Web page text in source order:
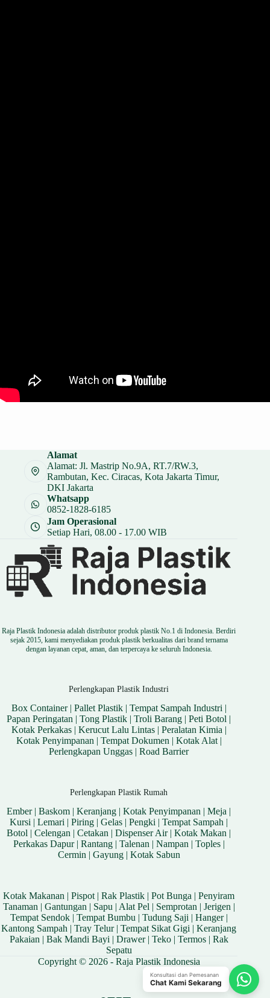
Alamat
Alamat: Jl. Mastrip No.9A, RT.7/RW.3,
Rambutan, Kec. Ciracas, Kota Jakarta Timur,
DKI Jakarta
Whatsapp
0852-1828-6185
Jam Operasional
Setiap Hari, 08.00 - 17.00 WIB
Raja Plastik Indonesia adalah distributor produk plastik No.1 di Indonesia. Berdiri
sejak 2015, kami menyediakan produk plastik berkualitas dari brand ternama
dengan layanan cepat, aman, dan terpercaya ke seluruh Indonesia.
Perlengkapan Plastik Industri
Box Container| Pallet Plastik| Tempat Sampah Industri |
Papan Peringatan |Tong Plastik |Troli Barang |Peti Botol |
Kotak Perkakas| Kerucut Lalu Lintas| Peralatan Kimia |
Kotak Penyimpanan | Tempat Dokumen | Kotak Alat|
Perlengkapan Unggas |Road Barrier
Perlengkapan Plastik Rumah
Ember|Baskom |Keranjang |Kotak Penyimpanan |Meja |
Kursi |Lemari |Piring |Gelas |Pengki |Tempat Sampah |
Botol |Celengan |Cetakan |Dispenser Air|Kotak Makan |
Perkakas Dapur| Rantang| Talenan | Nampan | Toples|
Cermin | Gayung| Kotak Sabun
Kotak Makanan |Pispot |Rak Plastik |Pot Bunga |Penyiram
Tanaman | Gantungan | Sapu | Alat Pel | Semprotan | Jerigen |
Tempat Sendok| Tempat Bumbu | Tudung Saji | Hanger|
Kantong Sampah |Tray Telur|Tempat Sikat Gigi |Keranjang
Pakaian | Bak Mandi Bayi | Drawer| Teko| Termos| Rak
Sepatu
Copyright © 2026 - Raja Plastik Indonesia
Konsultasi dan Pemesanan
Chat Kami Sekarang